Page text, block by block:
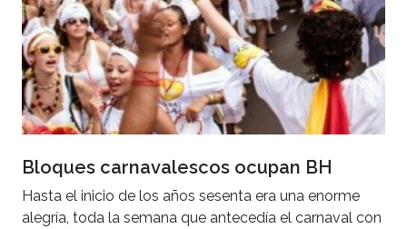
Bloques carnavalescos ocupan BH
Hasta el inicio de los años sesenta era una enorme
alegría, toda la semana que antecedía el carnaval con